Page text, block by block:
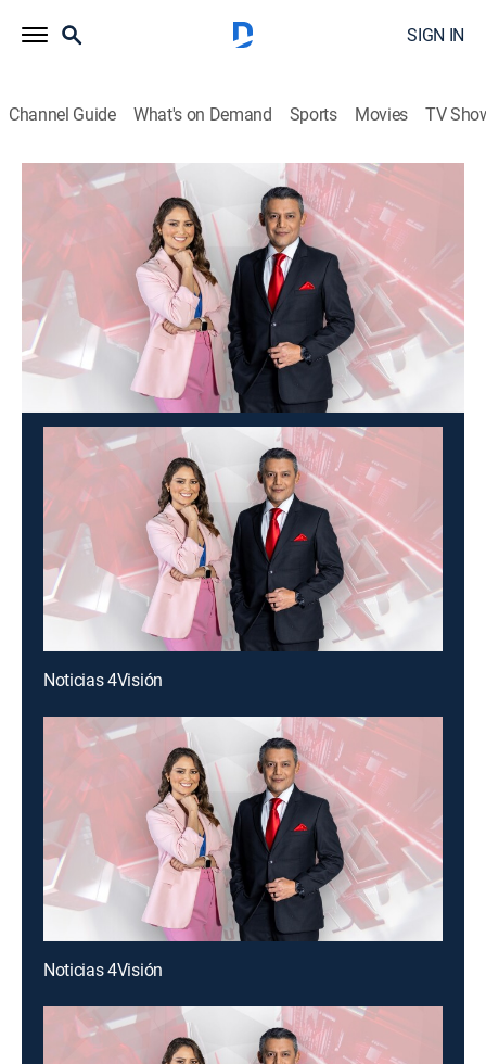
SIGN IN
Channel Guide What's on Demand Sports Movies TV
Noticias 4Visión
Noticias 4Visión
News
Los sucesos y hechos más impresionantes, reportajes
conmovedores y los casos que otros no se animan a
contar.
This content is currently unavailable with a DIRECTV
Package or Genre Pack.
Noticias 4Visión
Noticias 4Visión